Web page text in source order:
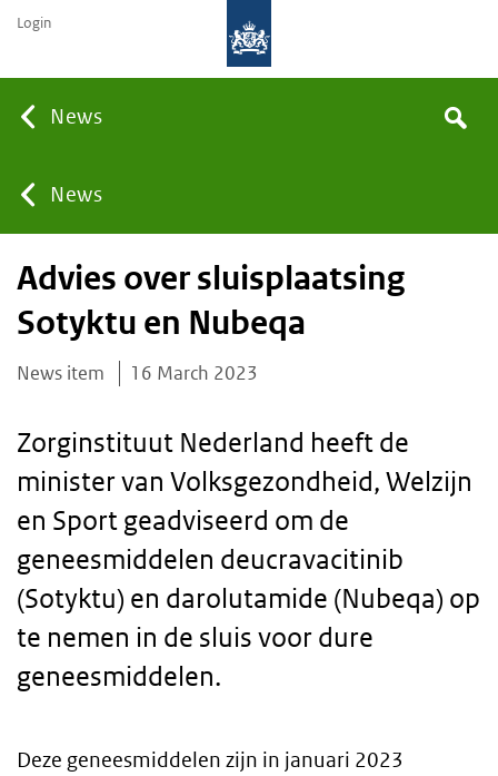
News
You
are
News
the
Search
Login
Advies over sluisplaatsing
Sotyktu en Nubeqa
News item 16 March 2023
Zorginstituut Nederland heeft de
minister van Volksgezondheid, Welzijn
en Sport geadviseerd om de
geneesmiddelen deucravacitinib
(Sotyktu) en darolutamide (Nubeqa) op
te nemen in de sluis voor dure
geneesmiddelen.
Deze geneesmiddelen zijn in januari 2023